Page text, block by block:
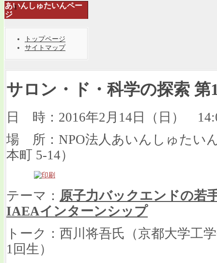
あいんしゅたいんペー
ジ
トップページ
サイトマップ
サロン・ド・科学の探索 第
日 時：2016年2月14日（日）
場 所：NPO法人あいんしゅたい
本町 5-14）
テーマ： 原子力バックエンドの若
IAEAインターンシップ
トーク：西川将吾氏（京都大学工
1回生）